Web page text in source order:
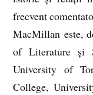
frecvent
MacMillan este,
of Literature și
University of
College,